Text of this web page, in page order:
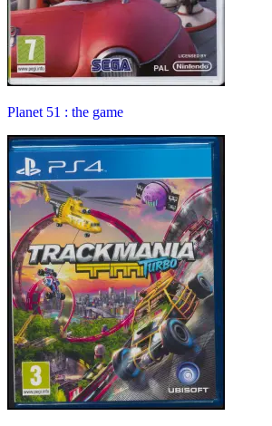
Planet 51 : the game